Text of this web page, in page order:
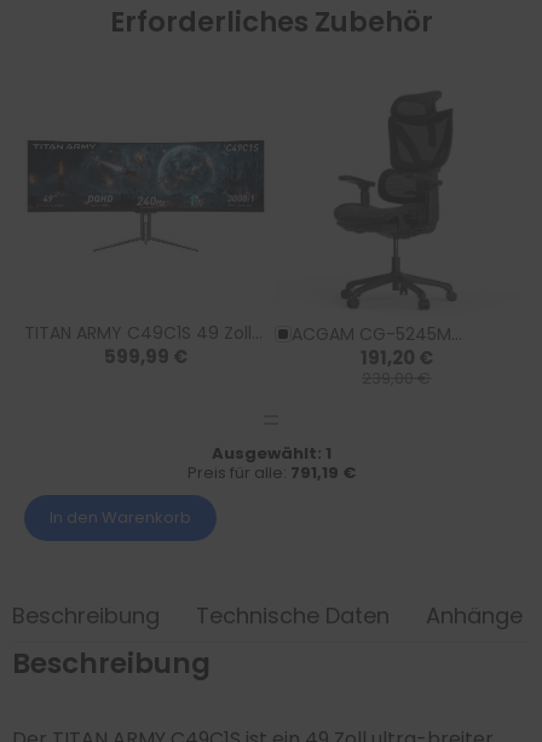
Erforderliches Zubehör
TITAN ARMY C49C1S 49 Zoll
gebogener Büro- &
599,99 €
ACGAM CG-5245M
Ergonomischer Bürostuhl
191,20 €
Ausgewählt: 1
Preis für alle: 791,19 €
In den Warenkorb
Beschreibung Technische Daten Anhänge
Beschreibung